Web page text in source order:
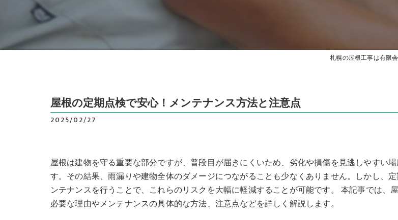
札幌の屋根工事は有限
屋根の定期点検で安心！メンテナンス方法と注意点
2025/02/27
屋根は建物を守る重要な部分ですが、普段目が届きにくいため、劣化や損傷を見逃しやすい
す。その結果、雨漏りや建物全体のダメージにつながることも少なくありません。しかし、
ンテナンスを行うことで、これらのリスクを大幅に軽減することが可能です。 本記事では、
必要な理由やメンテナンスの具体的な方法、注意点などを詳しく解説します。